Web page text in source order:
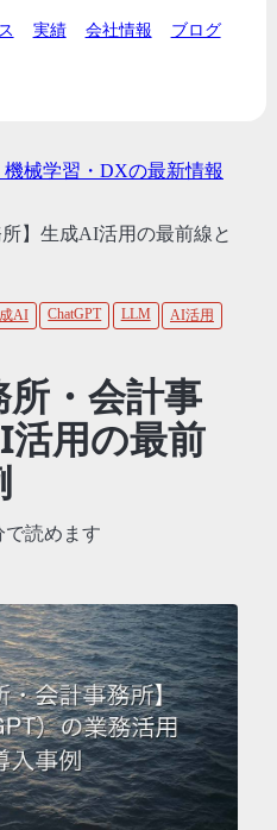
実績 会社情報 ブログ
械学習・DXの最新情報
】生成AI活用の最前線と
AI ChatGPT LLM
AI活用
所・会計事
用の最前
で読めます